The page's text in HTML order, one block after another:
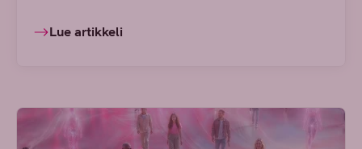
Lue artikkeli